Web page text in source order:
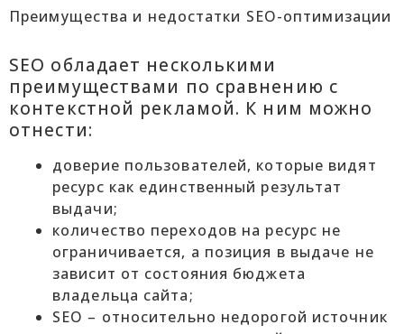
Преимущества и недостатки SEO-оптимизации
SEO обладает несколькими
преимуществами по сравнению с
контекстной рекламой. К ним можно
отнести:
доверие пользователей, которые видят
ресурс как единственный результат
выдачи;
количество переходов на ресурс не
ограничивается, а позиция в выдаче не
зависит от состояния бюджета
владельца сайта;
SEO – относительно недорогой источник